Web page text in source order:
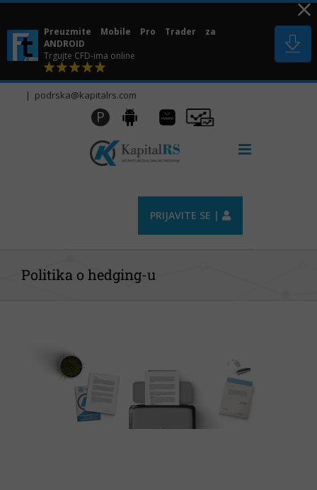
Skip
content
Preuzmite Mobile Pro Trader za
ANDROID
Trgujte CFD-ima online
| podrska@kapitalrs.com
P Android
Huawei
AppGallery
Pro
Trader
PRIJAVITE SE |
Politika o hedging-u